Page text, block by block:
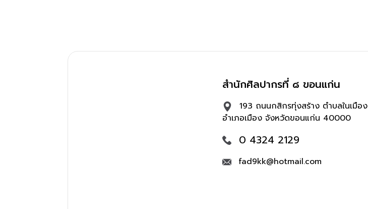
สำนักศิลปากรที่ ๘ ขอนแก่น
193 ถนนกสิกรทุ่งสร้าง ตำบลในเมือง
อำเภอเมือง จังหวัดขอนแก่น 40000
0 4324 2129
fad9kk@hotmail.com